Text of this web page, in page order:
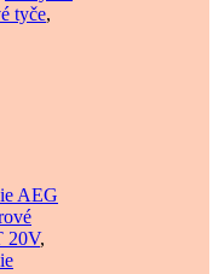
tyče,
AEG
20V,